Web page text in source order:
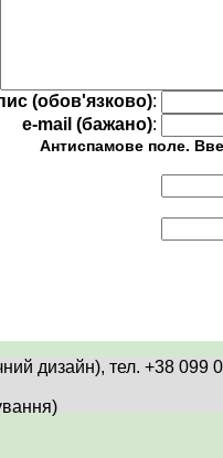
(обов'язково):
e-mail (бажано):
Антиспамове поле.
дизайн), тел. +38 099